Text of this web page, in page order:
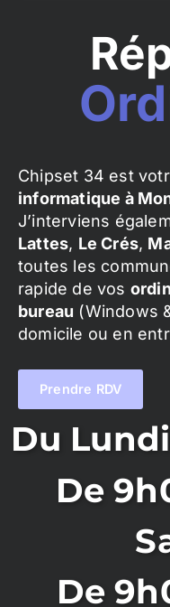
Chipset 34 est
informatique à
J’interviens
Lattes, Le Crés,
toutes les
rapide de vos
bureau (Windows
domicile ou en
Prendre RDV
Du
De
De